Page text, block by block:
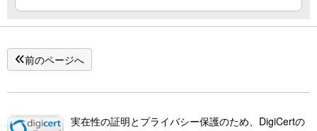
前のページへ
実在性の証明とプライバシー保護のため、DigiCertの